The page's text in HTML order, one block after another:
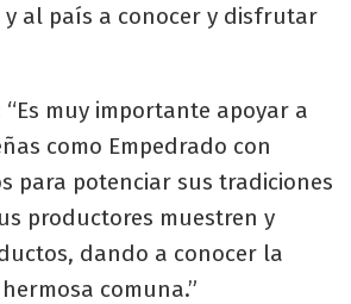
al país a conocer y disfrutar
“Es muy importante apoyar a
como Empedrado con
para potenciar sus tradiciones
productores muestren y
dando a conocer la
comuna.”